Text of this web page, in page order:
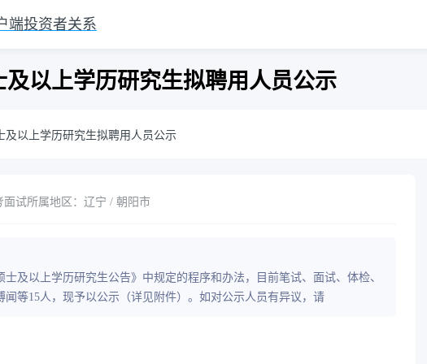
端投资者关系
以上学历研究生拟聘用人员公示
及以上学历研究生拟聘用人员公示
面试所属地区：辽宁 / 朝阳市
及以上学历研究生公告》中规定的程序和办法，目前笔试、面试、体检、
等15人，现予以公示（详见附件）。如对公示人员有异议，请